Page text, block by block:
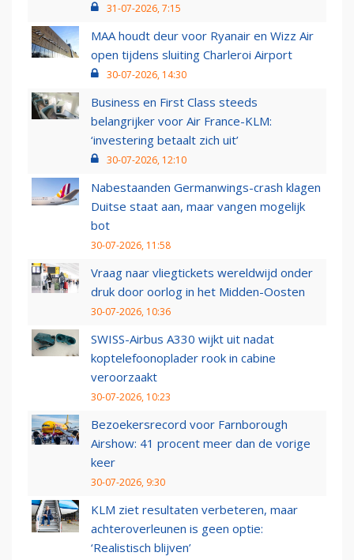
31-07-2026, 7:15
MAA houdt deur voor Ryanair en Wizz Air
open tijdens sluiting Charleroi Airport
30-07-2026, 14:30
Business en First Class steeds
belangrijker voor Air France-KLM:
‘investering betaalt zich uit’
30-07-2026, 12:10
Nabestaanden Germanwings-crash klagen
Duitse staat aan, maar vangen mogelijk
bot
30-07-2026, 11:58
Vraag naar vliegtickets wereldwijd onder
druk door oorlog in het Midden-Oosten
30-07-2026, 10:36
SWISS-Airbus A330 wijkt uit nadat
koptelefoonoplader rook in cabine
veroorzaakt
30-07-2026, 10:23
Bezoekersrecord voor Farnborough
Airshow: 41 procent meer dan de vorige
keer
30-07-2026, 9:30
KLM ziet resultaten verbeteren, maar
achteroverleunen is geen optie:
‘Realistisch blijven’